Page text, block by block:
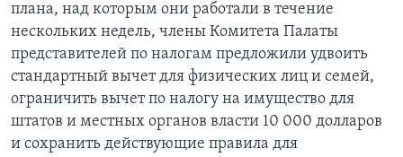
плана, над которым они работали в течение
нескольких недель, члены Комитета Палаты
представителей по налогам предложили удвоить
стандартный вычет для физических лиц и семей,
ограничить вычет по налогу на имущество для
штатов и местных органов власти 10 000 долларов
и сохранить действующие правила для